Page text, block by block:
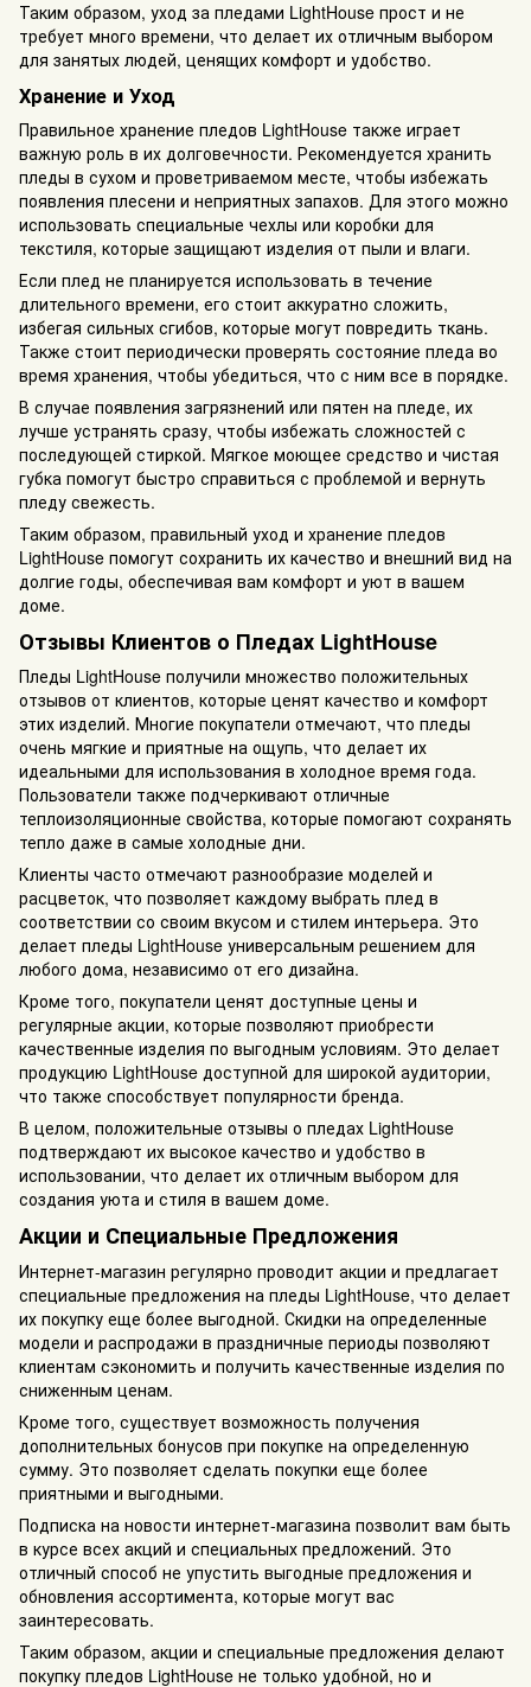
Таким образом, уход за пледами LightHouse прост и не
требует много времени, что делает их отличным выбором
для занятых людей, ценящих комфорт и удобство.
Хранение и Уход
Правильное хранение пледов LightHouse также играет
важную роль в их долговечности. Рекомендуется хранить
пледы в сухом и проветриваемом месте, чтобы избежать
появления плесени и неприятных запахов. Для этого можно
использовать специальные чехлы или коробки для
текстиля, которые защищают изделия от пыли и влаги.
Если плед не планируется использовать в течение
длительного времени, его стоит аккуратно сложить,
избегая сильных сгибов, которые могут повредить ткань.
Также стоит периодически проверять состояние пледа во
время хранения, чтобы убедиться, что с ним все в порядке.
В случае появления загрязнений или пятен на пледе, их
лучше устранять сразу, чтобы избежать сложностей с
последующей стиркой. Мягкое моющее средство и чистая
губка помогут быстро справиться с проблемой и вернуть
пледу свежесть.
Таким образом, правильный уход и хранение пледов
LightHouse помогут сохранить их качество и внешний вид на
долгие годы, обеспечивая вам комфорт и уют в вашем
доме.
Отзывы Клиентов о Пледах LightHouse
Пледы LightHouse получили множество положительных
отзывов от клиентов, которые ценят качество и комфорт
этих изделий. Многие покупатели отмечают, что пледы
очень мягкие и приятные на ощупь, что делает их
идеальными для использования в холодное время года.
Пользователи также подчеркивают отличные
теплоизоляционные свойства, которые помогают сохранять
тепло даже в самые холодные дни.
Клиенты часто отмечают разнообразие моделей и
расцветок, что позволяет каждому выбрать плед в
соответствии со своим вкусом и стилем интерьера. Это
делает пледы LightHouse универсальным решением для
любого дома, независимо от его дизайна.
Кроме того, покупатели ценят доступные цены и
регулярные акции, которые позволяют приобрести
качественные изделия по выгодным условиям. Это делает
продукцию LightHouse доступной для широкой аудитории,
что также способствует популярности бренда.
В целом, положительные отзывы о пледах LightHouse
подтверждают их высокое качество и удобство в
использовании, что делает их отличным выбором для
создания уюта и стиля в вашем доме.
Акции и Специальные Предложения
Интернет-магазин регулярно проводит акции и предлагает
специальные предложения на пледы LightHouse, что делает
их покупку еще более выгодной. Скидки на определенные
модели и распродажи в праздничные периоды позволяют
клиентам сэкономить и получить качественные изделия по
сниженным ценам.
Кроме того, существует возможность получения
дополнительных бонусов при покупке на определенную
сумму. Это позволяет сделать покупки еще более
приятными и выгодными.
Подписка на новости интернет-магазина позволит вам быть
в курсе всех акций и специальных предложений. Это
отличный способ не упустить выгодные предложения и
обновления ассортимента, которые могут вас
заинтересовать.
Таким образом, акции и специальные предложения делают
покупку пледов LightHouse не только удобной, но и